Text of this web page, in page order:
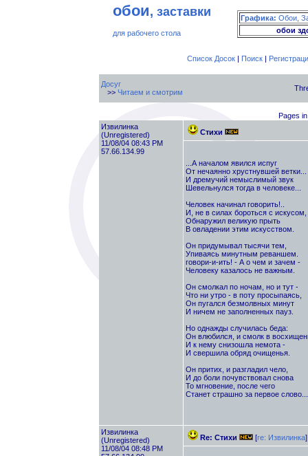
обои, заставки
для рабочего стола
Графика: Обои,
обои
Список Досок| Поиск|
Досуг
>> Читаем и смотрим
Pages
Извилинка
(Unregistered)
11/08/04 08:43 PM
57.66.134.99
Стихи
...А началом явился испуг
От нечаянно хрустнувшей ветки...
И дремучий немыслимый звук
Шевельнулся тогда в человеке...
Человек начинал говорить!..
И, не в силах бороться с искусом,
Обнаружил великую прыть
В овладении этим искусством.
Он придумывал тысячи тем,
Упиваясь минутным реваншем.
говори-и-ить! - А о чем и зачем -
Человеку казалось не важным.
Он смолкал по ночам, но и тут -
Что ни утро - в поту просыпаясь,
Он пугался безмолвных минут
И ничем не заполненных пауз.
Но однажды случилась беда:
Он влюбился, и смолк в
И к нему снизошла немота -
И свершила обряд очищенья.
Он притих, и разгладил чело,
И до боли почувствовал снова
То мгновение, после чего
Станет страшно за первое слово...
Извилинка
(Unregistered)
11/08/04 08:48 PM
Re: Стихи [re: Извилинка]